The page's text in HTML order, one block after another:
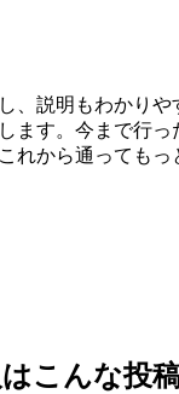
、説明もわかりや
ます。今まで行っ
れから通ってもっ
こんな投